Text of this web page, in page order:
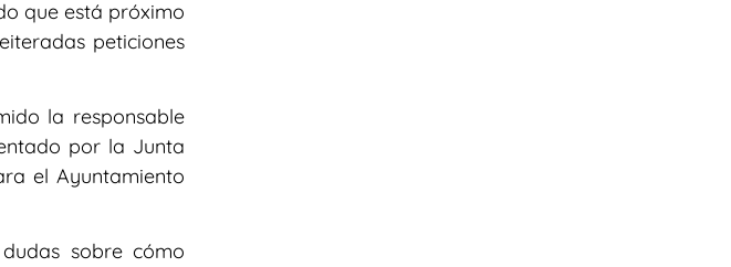
que está próximo
peticiones
la responsable
por la Junta
el Ayuntamiento
sobre cómo